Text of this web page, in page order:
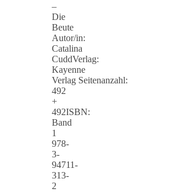
–
Die
Beute
Autor/in:
Catalina
CuddVerlag:
Kayenne
Verlag Seitenanzahl:
492
+
492ISBN:
Band
1
978-
3-
94711-
313-
2